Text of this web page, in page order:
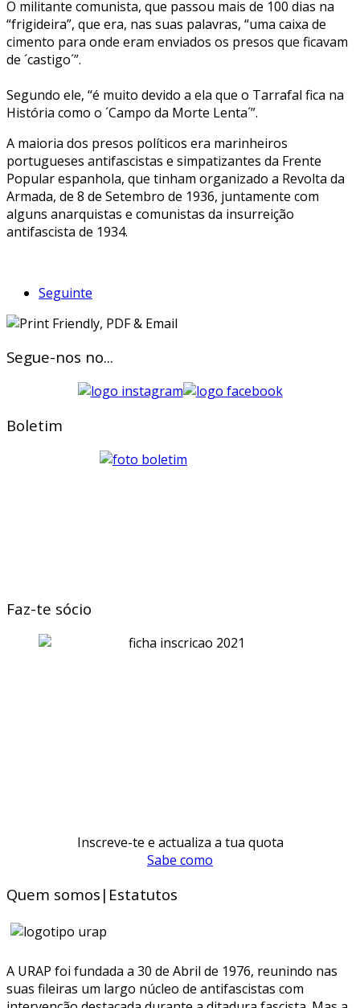
O militante comunista, que passou mais de 100 dias na
“frigideira”, que era, nas suas palavras, “uma caixa de
cimento para onde eram enviados os presos que ficavam
de ´castigo´”.
Segundo ele, “é muito devido a ela que o Tarrafal fica na
História como o ´Campo da Morte Lenta´”.
A maioria dos presos políticos era marinheiros
portugueses antifascistas e simpatizantes da Frente
Popular espanhola, que tinham organizado a Revolta da
Armada, de 8 de Setembro de 1936, juntamente com
alguns anarquistas e comunistas da insurreição
antifascista de 1934.
Seguinte
Segue-nos no...
Boletim
Faz-te sócio
Inscreve-te e actualiza a tua quota
Sabe como
Quem somos|Estatutos
A URAP foi fundada a 30 de Abril de 1976, reunindo nas
suas fileiras um largo núcleo de antifascistas com